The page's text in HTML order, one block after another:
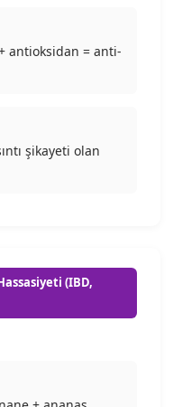
antioksidan = anti-
şikayeti olan
(IBD,